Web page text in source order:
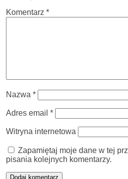
Komentarz *
Nazwa *
Adres email *
Witryna internetowa
Zapamiętaj moje dane w tej
pisania kolejnych komentarzy.